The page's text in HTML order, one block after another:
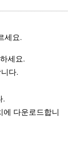
세요.
세요.
다.
.
에 다운로드합니